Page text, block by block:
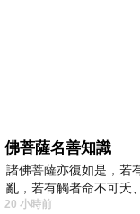
佛菩薩名善知識
諸佛菩薩亦復如是，若
亂，若有觸者命不可夭
受
20 小時前